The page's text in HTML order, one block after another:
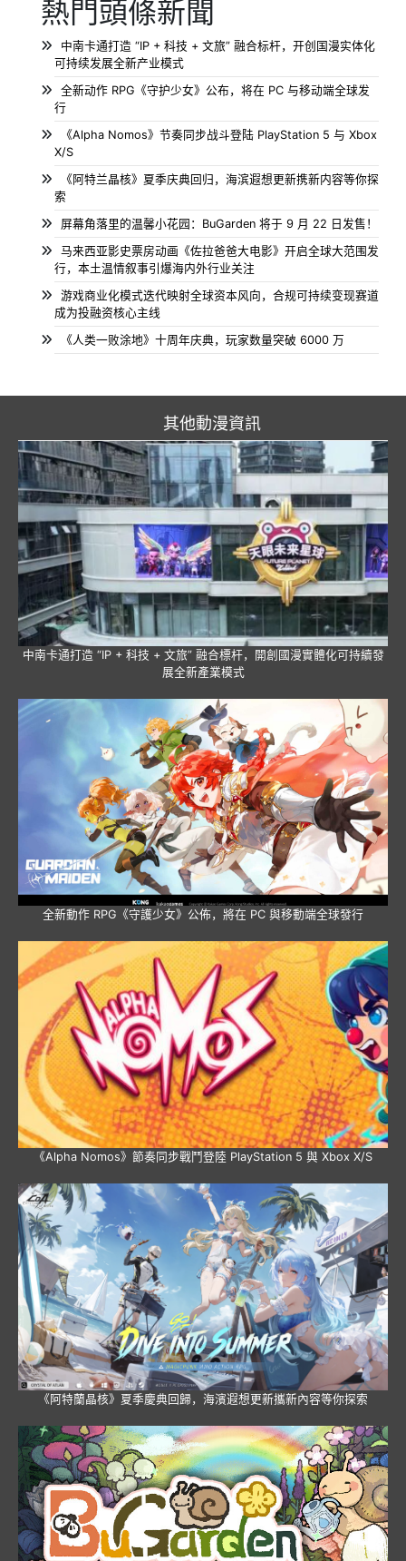
熱門頭條新聞
中南卡通打造 “IP + 科技 + 文旅” 融合标杆，开创国漫实体化
可持续发展全新产业模式
全新动作 RPG《守护少女》公布，将在 PC 与移动端全球发
行
《Alpha Nomos》节奏同步战斗登陆 PlayStation 5 与 Xbox
X/S
《阿特兰晶核》夏季庆典回归，海滨遐想更新携新内容等你探
索
屏幕角落里的温馨小花园：BuGarden 将于 9 月 22 日发售！
马来西亚影史票房动画《佐拉爸爸大电影》开启全球大范围发
行，本土温情叙事引爆海内外行业关注
游戏商业化模式迭代映射全球资本风向，合规可持续变现赛道
成为投融资核心主线
《人类一败涂地》十周年庆典，玩家数量突破 6000 万
其他動漫資訊
中南卡通打造 “IP + 科技 + 文旅” 融合標杆，開創國漫實體化可持續發
展全新產業模式
全新動作 RPG《守護少女》公佈，將在 PC 與移動端全球發行
《Alpha Nomos》節奏同步戰鬥登陸 PlayStation 5 與 Xbox X/S
《阿特蘭晶核》夏季慶典回歸，海濱遐想更新攜新內容等你探索